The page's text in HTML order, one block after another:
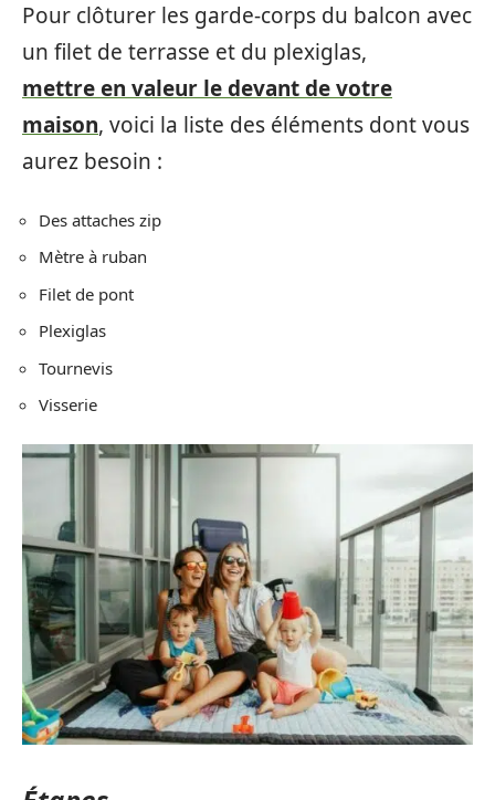
Pour clôturer les garde-corps du balcon avec
un filet de terrasse et du plexiglas,
mettre en valeur le devant de votre
maison, voici la liste des éléments dont vous
aurez besoin :
Des attaches zip
Mètre à ruban
Filet de pont
Plexiglas
Tournevis
Visserie